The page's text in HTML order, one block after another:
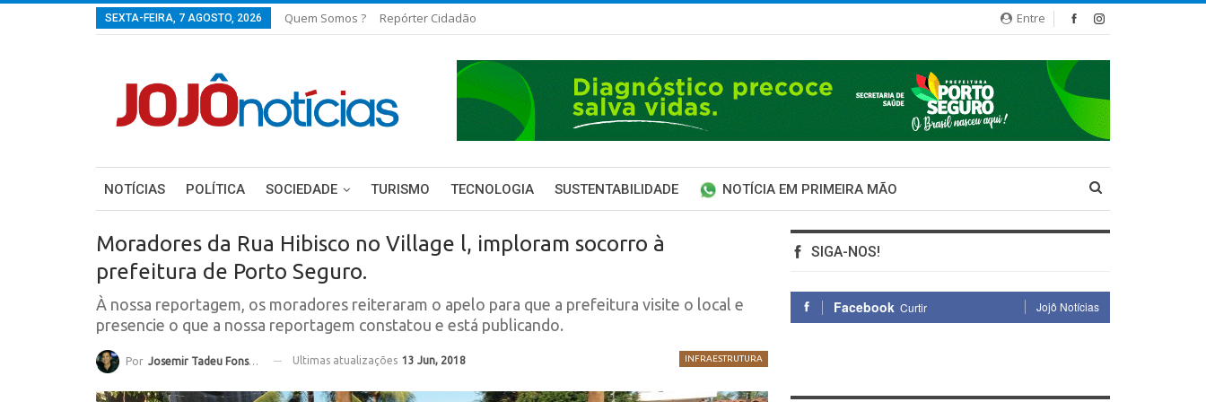
Entre
SEXTA-FEIRA, 7 AGOSTO, 2026 Quem Somos ? Repórter Cidadão
NOTÍCIAS POLÍTICA SOCIEDADE TURISMO TECNOLOGIA SUSTENTABILIDADE NOTÍCIA EM PRIMEIRA MÃO
Moradores da Rua Hibisco no Village l, imploram socorro à
prefeitura de Porto Seguro.
À nossa reportagem, os moradores reiteraram o apelo para que a prefeitura visite o local e
presencie o que a nossa reportagem constatou e está publicando.
INFRAESTRUTURA
Por Josemir Tadeu Fonseca Ultimas atualizações 13 Jun, 2018
SIGA-NOS!
Facebook Curtir Jojô Notícias